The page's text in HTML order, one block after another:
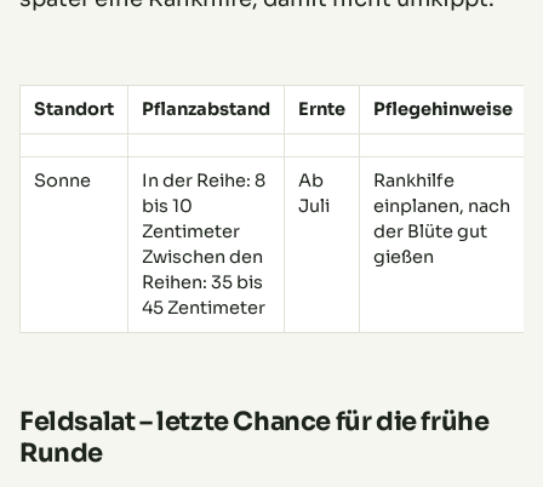
Standort Pflanzabstand Ernte Pflegehinweise
Sonne
In der Reihe: 8
bis 10
Zentimeter
Zwischen den
Reihen: 35 bis
45 Zentimeter
Ab
Juli
Rankhilfe
einplanen, nach
der Blüte gut
gießen
Feldsalat – letzte Chance für die frühe
Runde